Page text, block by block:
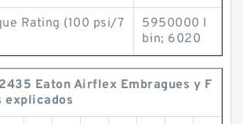
Rating (100 psi/7
5950000 l
b·in; 6020
Eaton Airflex Embragues y F
explicados